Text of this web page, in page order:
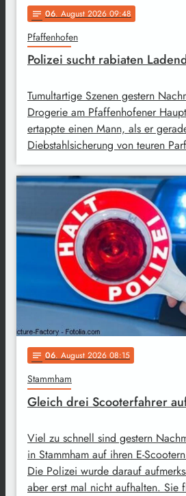
notes 06. August 2026 09:48
Pfaffenhofen
Polizei sucht rabiaten
Tumultartige Szenen gestern
Drogerie am Pfaffenhofener
ertappte einen Mann, als er
Diebstahlsicherung von teuren
notes 06. August 2026 08:15
Stammham
Gleich drei Scooterfahrer
Viel zu schnell sind gestern
in Stammham auf ihren E-
Die Polizei wurde darauf
aber erst mal nicht aufhalten.